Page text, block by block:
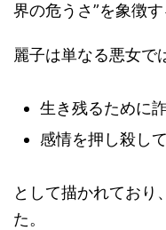
界の危うさ”を象徴
麗子は単なる悪女で
生き残るために
感情を押し殺し
として描かれており
た。